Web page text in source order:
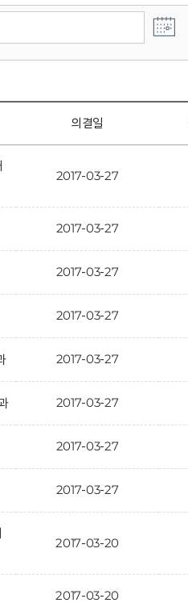
의결일
2017-03-27
2017-03-27
2017-03-27
2017-03-27
2017-03-27
2017-03-27
2017-03-27
2017-03-27
2017-03-20
2017-03-20